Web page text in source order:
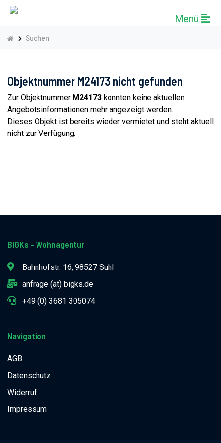
Menü
Suchen
Objektnummer M24173 nicht gefunden
Zur Objektnummer M24173 konnten keine aktuellen
Angebotsinformationen mehr angezeigt werden.
Dieses Objekt ist bereits wieder vermietet und steht aktuell
nicht zur Verfügung.
BIGKs - Wohnagentur
Bahnhofstr. 16, 98527 Suhl
anfrage (at) bigks.de
+49 (0) 3681 305074
Navigation
AGB
Datenschutz
Widerruf
Impressum